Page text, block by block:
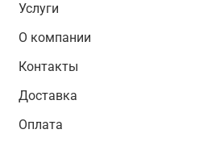
Услуги
О компании
Контакты
Доставка
Оплата